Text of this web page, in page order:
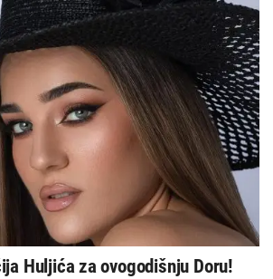
Huljića za ovogodišnju Doru!